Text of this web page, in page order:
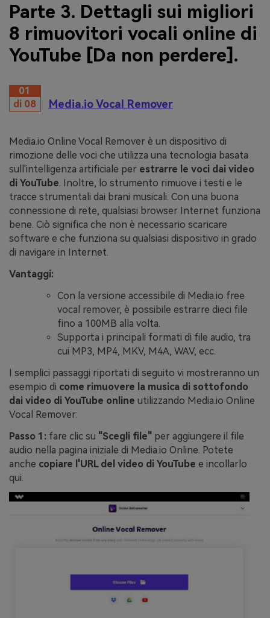
Parte 3. Dettagli sui migliori
8 rimuovitori vocali online di
YouTube [Da non perdere].
01
di 08
Media.io Vocal Remover
Media.io Online Vocal Remover è un dispositivo di
rimozione delle voci che utilizza una tecnologia basata
sull'intelligenza artificiale per estrarre le voci dai video
di YouTube. Inoltre, lo strumento rimuove i testi e le
tracce strumentali dai brani musicali. Con una buona
connessione di rete, qualsiasi browser Internet funziona
bene. Ciò significa che non è necessario scaricare
software e che funziona su qualsiasi dispositivo in grado
di navigare in Internet.
Vantaggi:
Con la versione accessibile di Media.io free
vocal remover, è possibile estrarre dieci file
fino a 100MB alla volta.
Supporta i principali formati di file audio, tra
cui MP3, MP4, MKV, M4A, WAV, ecc.
I semplici passaggi riportati di seguito vi mostreranno un
esempio di come rimuovere la musica di sottofondo
dai video di YouTube online utilizzando Media.io Online
Vocal Remover:
Passo 1: fare clic su "Scegli file" per aggiungere il file
audio nella pagina iniziale di Media.io Online. Potete
anche copiare l'URL del video di YouTube e incollarlo
qui.